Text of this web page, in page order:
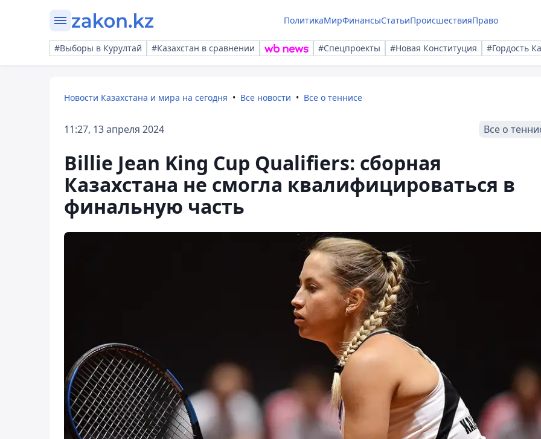
ПолитикаМирФинансыСтатьиПроисшествияПраво
#Выборы в Курултай #Казахстан в сравнении #Спецпроекты #Новая Конституция #Гордость
Новости Казахстана и мира на сегодня Все новости Все о теннисе
11:27, 13 апреля 2024 Все о
Billie Jean King Cup Qualifiers: сборная
Казахстана не смогла квалифицироваться в
финальную часть